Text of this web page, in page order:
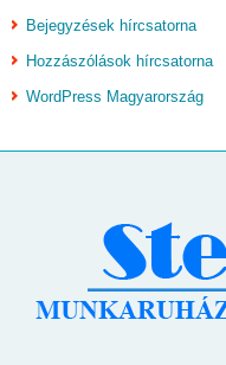
Bejegyzések hírcsatorna
Hozzászólások hírcsatorna
WordPress Magyarország